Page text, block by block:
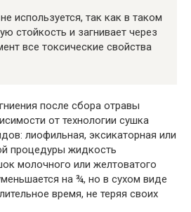
используется, так как в таком
стойкость и загнивает через
все токсические свойства
после сбора отравы
от технологии сушка
лиофильная, эксикаторная или
процедуры жидкость
молочного или желтоватого
на ¾, но в сухом виде
время, не теряя своих